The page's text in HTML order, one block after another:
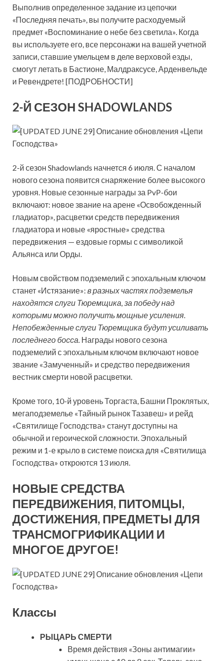
Выполнив определенное задание из цепочки
«Последняя печать», вы получите расходуемый
предмет «Воспоминание о небе без светила». Когда
вы используете его, все персонажи на вашей учетной
записи, ставшие умельцем в деле верховой езды,
смогут летать в Бастионе, Малдраксусе, Арденвельде
и Ревендрете! [ПОДРОБНОСТИ]
2-Й СЕЗОН SHADOWLANDS
2-й сезон Shadowlands начнется 6 июля. С началом
нового сезона появится снаряжение более высокого
уровня. Новые сезонные награды за PvP-бои
включают: новое звание на арене «Освобожденный
гладиатор», расцветки средств передвижения
гладиатора и новые «яростные» средства
передвижения — ездовые гормы с символикой
Альянса или Орды.
Новым свойством подземелий с эпохальным ключом
станет «Истязание»: в разных частях подземелья
находятся слуги Тюремщика, за победу над
которыми можно получить мощные усиления.
Непобежденные слуги Тюремщика будут усиливать
последнего босса. Награды нового сезона
подземелий с эпохальным ключом включают новое
звание «Замученный» и средство передвижения
вестник смерти новой расцветки.
Кроме того, 10-й уровень Торгаста, Башни Проклятых,
мегаподземелье «Тайный рынок Тазавеш» и рейд
«Святилище Господства» станут доступны на
обычной и героической сложности. Эпохальный
режим и 1-е крыло в системе поиска для «Святилища
Господства» откроются 13 июля.
НОВЫЕ СРЕДСТВА
ПЕРЕДВИЖЕНИЯ, ПИТОМЦЫ,
ДОСТИЖЕНИЯ, ПРЕДМЕТЫ ДЛЯ
ТРАНСМОГРИФИКАЦИИ И
МНОГОЕ ДРУГОЕ!
Классы
РЫЦАРЬ СМЕРТИ
Время действия «Зоны антимагии»